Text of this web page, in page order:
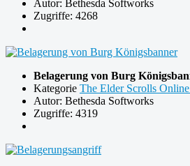
Autor: Bethesda Softworks
Zugriffe: 4268
Belagerung von Burg
Kategorie The Elder Scrolls
Autor: Bethesda Softworks
Zugriffe: 4319